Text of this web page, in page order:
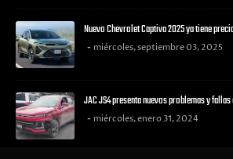
Nuevo Chevrolet Captiva 2025 ya tiene
miércoles, septiembre 03, 2025
JAC JS4 presenta nuevos problemas y fallas
miércoles, enero 31, 2024